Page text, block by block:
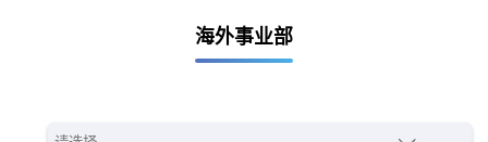
海外事业部